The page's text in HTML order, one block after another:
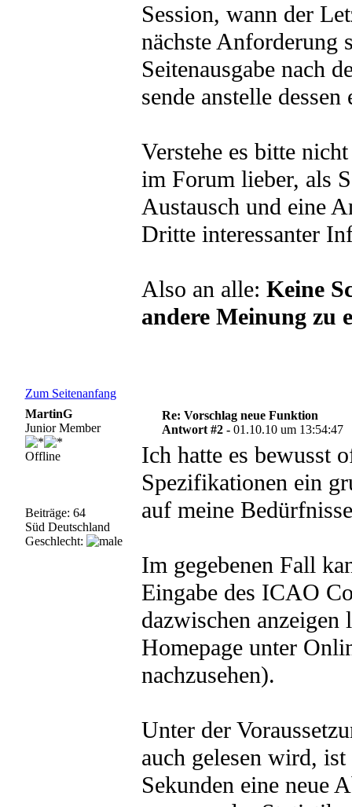
Session, wann der
nächste Anforderung
Seitenausgabe nach
sende anstelle
Verstehe es bitte
im Forum lieber, als
Austausch und eine
Dritte interessanter
Also an alle: Keine
andere Meinung zu
Zum Seitenanfang
MartinG
Junior Member
Offline
Beiträge: 64
Süd Deutschland
Geschlecht:
Re: Vorschlag neue Funktion
Antwort #2 -01.10.10 um 13:54:47
Ich hatte es bewusst
Spezifikationen ein
auf meine
Im gegebenen Fall
Eingabe des ICAO
dazwischen anzeigen
Homepage unter
nachzusehen).
Unter der
auch gelesen wird,
Sekunden eine neue